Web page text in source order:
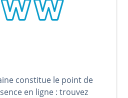
constitue le point de
en ligne : trouvez